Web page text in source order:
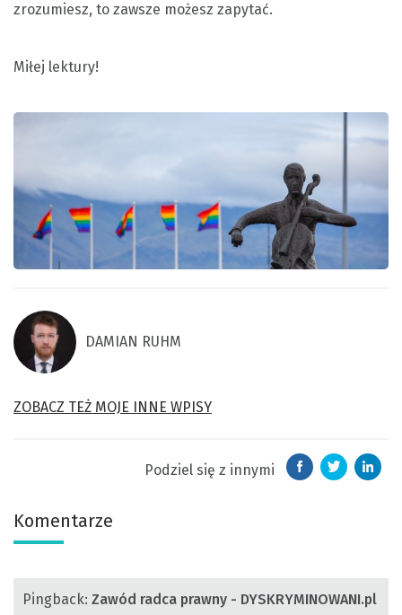
zrozumiesz, to zawsze możesz zapytać.
Miłej lektury!
DAMIAN RUHM
ZOBACZ TEŻ MOJE INNE WPISY
Podziel się z innymi
Komentarze
Pingback: Zawód radca prawny - DYSKRYMINOWANI.pl